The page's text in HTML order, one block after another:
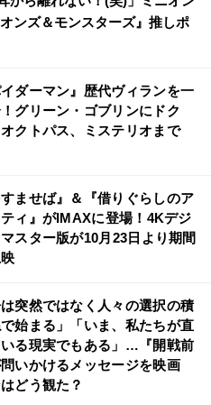
ンズ＆モンスターズ』推しポ
イダーマン』歴代ヴィランを一
グリーン・ゴブリンにドク
クトパス、ミステリオまで
すませば』＆『借りぐらしのア
ティ』がIMAXに登場！4Kデジ
スター版が10月23日より期間
は突然ではなく人々の選択の積
始まる」「いま、私たちが直
る現実でもある」…『開戦前
いかけるメッセージを映画
どう観た？